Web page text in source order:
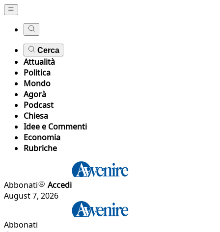
Cerca
Attualità
Politica
Mondo
Agorà
Podcast
Chiesa
Idee e Commenti
Economia
Rubriche
Abbonati
Accedi
August 7, 2026
Abbonati